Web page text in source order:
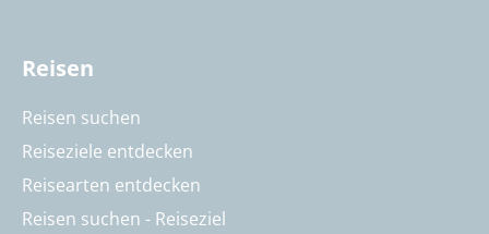
Reisen
Reisen suchen
Reiseziele entdecken
Reisearten entdecken
Reisen suchen - Reiseziel